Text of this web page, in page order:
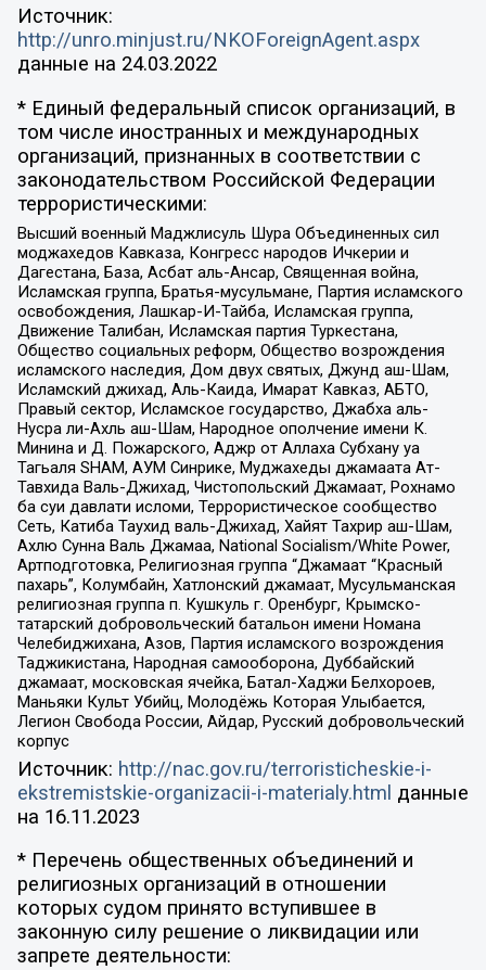
Источник:
http://unro.minjust.ru/NKOForeignAgent.aspx
данные на 24.03.2022
* Единый федеральный список организаций, в
том числе иностранных и международных
организаций, признанных в соответствии с
законодательством Российской Федерации
террористическими:
Высший военный Маджлисуль Шура Объединенных сил
моджахедов Кавказа, Конгресс народов Ичкерии и
Дагестана, База, Асбат аль-Ансар, Священная война,
Исламская группа, Братья-мусульмане, Партия исламского
освобождения, Лашкар-И-Тайба, Исламская группа,
Движение Талибан, Исламская партия Туркестана,
Общество социальных реформ, Общество возрождения
исламского наследия, Дом двух святых, Джунд аш-Шам,
Исламский джихад, Аль-Каида, Имарат Кавказ, АБТО,
Правый сектор, Исламское государство, Джабха аль-
Нусра ли-Ахль аш-Шам, Народное ополчение имени К.
Минина и Д. Пожарского, Аджр от Аллаха Субхану уа
Тагьаля SHAM, АУМ Синрике, Муджахеды джамаата Ат-
Тавхида Валь-Джихад, Чистопольский Джамаат, Рохнамо
ба суи давлати исломи, Террористическое сообщество
Сеть, Катиба Таухид валь-Джихад, Хайят Тахрир аш-Шам,
Ахлю Сунна Валь Джамаа, National Socialism/White Power,
Артподготовка, Религиозная группа “Джамаат “Красный
пахарь”, Колумбайн, Хатлонский джамаат, Мусульманская
религиозная группа п. Кушкуль г. Оренбург, Крымско-
татарский добровольческий батальон имени Номана
Челебиджихана, Азов, Партия исламского возрождения
Таджикистана, Народная самооборона, Дуббайский
джамаат, московская ячейка, Батал-Хаджи Белхороев,
Маньяки Культ Убийц, Молодёжь Которая Улыбается,
Легион Свобода России, Айдар, Русский добровольческий
корпус
Источник: http://nac.gov.ru/terroristicheskie-i-
ekstremistskie-organizacii-i-materialy.html данные
на 16.11.2023
* Перечень общественных объединений и
религиозных организаций в отношении
которых судом принято вступившее в
законную силу решение о ликвидации или
запрете деятельности: